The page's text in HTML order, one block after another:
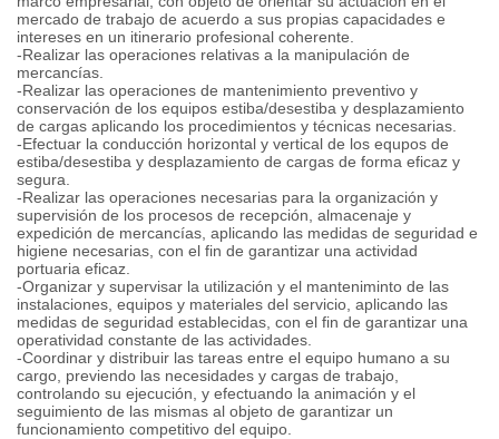
mercado de trabajo de acuerdo a sus propias capacidades e
intereses en un itinerario profesional coherente.
-Realizar las operaciones relativas a la manipulación de
mercancías.
-Realizar las operaciones de mantenimiento preventivo y
conservación de los equipos estiba/desestiba y desplazamiento
de cargas aplicando los procedimientos y técnicas necesarias.
-Efectuar la conducción horizontal y vertical de los equpos de
estiba/desestiba y desplazamiento de cargas de forma eficaz y
segura.
-Realizar las operaciones necesarias para la organización y
supervisión de los procesos de recepción, almacenaje y
expedición de mercancías, aplicando las medidas de seguridad e
higiene necesarias, con el fin de garantizar una actividad
portuaria eficaz.
-Organizar y supervisar la utilización y el manteniminto de las
instalaciones, equipos y materiales del servicio, aplicando las
medidas de seguridad establecidas, con el fin de garantizar una
operatividad constante de las actividades.
-Coordinar y distribuir las tareas entre el equipo humano a su
cargo, previendo las necesidades y cargas de trabajo,
controlando su ejecución, y efectuando la animación y el
seguimiento de las mismas al objeto de garantizar un
funcionamiento competitivo del equipo.